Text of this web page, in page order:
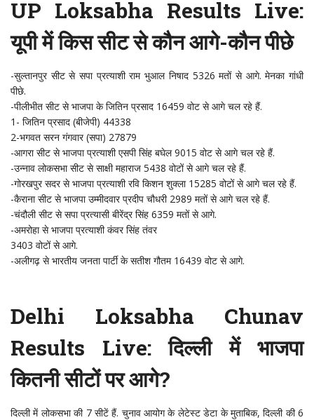
UP Loksabha Results Live:
यूपी में किस सीट से कौन आगे-कौन पीछे
-सुल्तानपुर सीट से सपा प्रत्याशी राम भुआल निषाद 5326 मतों से आगे. मेनका गांधी
पीछे.
-पीलीभीत सीट से भाजपा के जितिन प्रसाद 16459 वोट से आगे चल रहे हैं.
1- जितिन प्रसाद (बीजेपी) 44338
2-भगवत सरन गंगवार (सपा) 27879
-आगरा सीट से भाजपा प्रत्याशी एसपी सिंह बघेल 9015 वोट से आगे चल रहे हैं.
-उन्नाव लोकसभा सीट से साक्षी महाराज 5438 वोटों से आगे चल रहे हैं.
-गोरखपुर सदर से भाजपा प्रत्याशी रवि किशन शुक्ला 15285 वोटों से आगे चल रहे हैं.
-कैराना सीट से भाजपा उम्मीदवार प्रदीप चौधरी 2989 मतों से आगे चल रहे हैं.
-चंदौली सीट से सपा प्रत्यासी बीरेंद्र सिंह 6359 मतों से आगे.
-अमरोहा से भाजपा प्रत्याशी कंवर सिंह तंवर
3403 वोटों से आगे.
-अलीगढ़ से भारतीय जनता पार्टी के सतीश गौतम 16439 वोट से आगे.
Delhi Loksabha Chunav
Results Live: दिल्ली में भाजपा
कितनी सीटों पर आगे?
दिल्ली में लोकसभा की 7 सीटें हैं. चुनाव आयोग के लेटेस्ट डेटा के मुताबिक, दिल्ली की 6